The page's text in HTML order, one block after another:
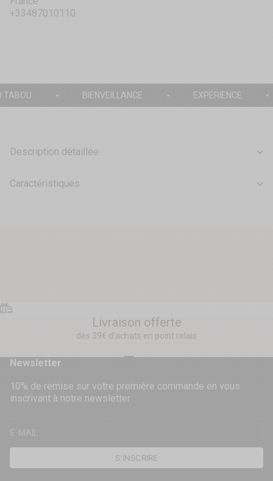
+33487010110
TABOU BIENVEILLANCE EXPÉRIENCE
Description détaillée
Caractéristiques
Livraison offerte
dès 39€ d’achats en point relais
Newsletter
10% de remise sur votre première commande en vous
inscrivant à notre newsletter
E-MAIL
S'INSCRIRE